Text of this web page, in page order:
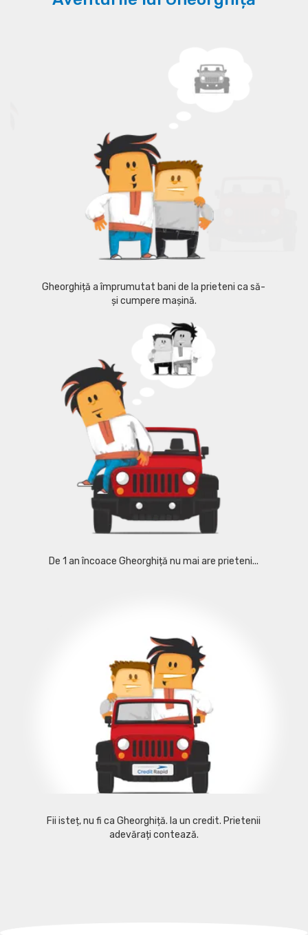
Gheorghiță a împrumutat bani de la prieteni ca să-
și cumpere mașină.
De 1 an încoace Gheorghiță nu mai are prieteni...
Fii isteț, nu fi ca Gheorghiță. Ia un credit. Prietenii
adevărați contează.